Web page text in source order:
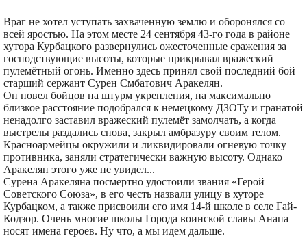
Враг не хотел уступать захваченную землю и оборонялся со
всей яростью. На этом месте 24 сентября 43-го года в районе
хутора Курбацкого развернулись ожесточенные сражения за
господствующие высоты, которые прикрывал вражеский
пулемётный огонь. Именно здесь принял свой последний бой
старший сержант Сурен Смбатович Аракелян.
Он повел бойцов на штурм укрепления, на максимально
близкое расстояние подобрался к немецкому ДЗОТу и гранатой
ненадолго заставил вражеский пулемёт замолчать, а когда
выстрелы раздались снова, закрыл амбразуру своим телом.
Красноармейцы окружили и ликвидировали огневую точку
противника, заняли стратегически важную высоту. Однако
Аракелян этого уже не увидел...
Сурена Аракеляна посмертно удостоили звания «Герой
Советского Союза», в его честь назвали улицу в хуторе
Курбацком, а также присвоили его имя 14-й школе в селе Гай-
Кодзор. Очень многие школы Города воинской славы Анапа
носят имена героев. Ну что, а мы идем дальше.